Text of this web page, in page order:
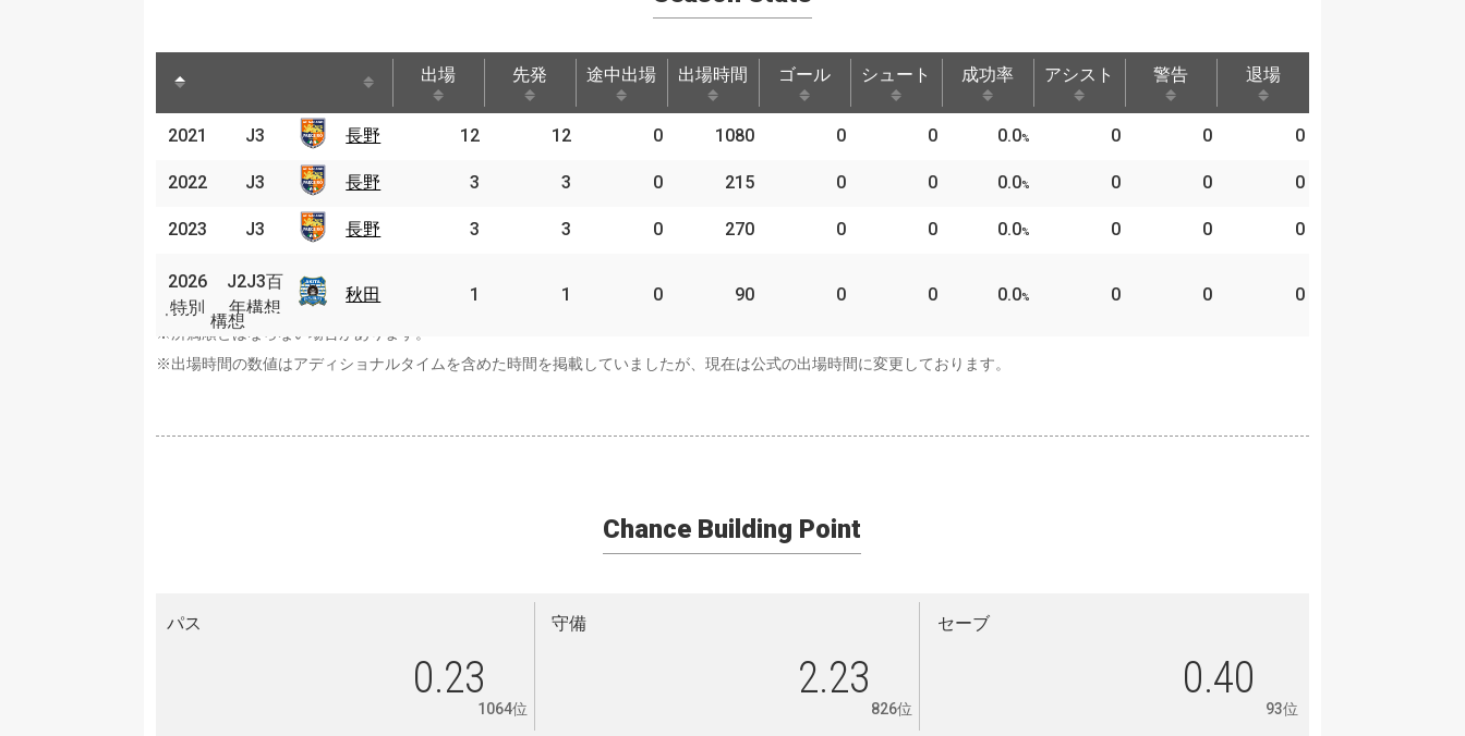
出場 先発 途中出場 出場時間 ゴール シュート 成功率 アシスト 警告 退場
途中出場 出場時間 シュート 成功率 アシスト
2021 長野 12 12 0 1080 0 0 0.0% 0 0 0
2022 長野 3 3 0 215 0 0 0.0% 0 0 0
2023 長野 3 3 0 270 0 0 0.0% 0 0 0
2026
特別
百年
構想
秋田 1 1 0 90 0 0 0.0% 0 0 0
2021 J3 長野
2022 J3 長野
2023 J3 長野
2026
特別
J2J3百
年構想
秋田
※所属順とはならない場合があります。
※出場時間の数値はアディショナルタイムを含めた時間を掲載していましたが、現在は公式の出場時間に変更しております。
Chance Building Point
パス
0.23
1064位
守備
2.23
826位
セーブ
0.40
93位